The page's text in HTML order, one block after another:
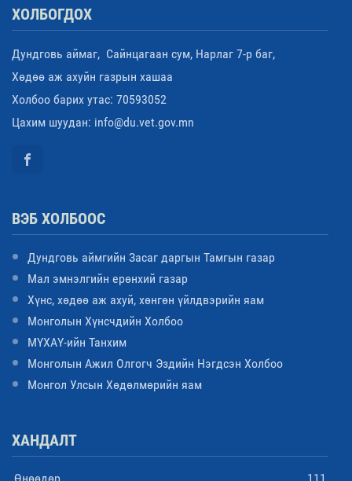
ХОЛБОГДОХ
Дундговь аймаг, Сайнцагаан сум, Нарлаг 7-р баг,
Хөдөө аж ахуйн газрын хашаа
Холбоо барих утас: 70593052
Цахим шуудан: info@du.vet.gov.mn
ВЭБ ХОЛБООС
Дундговь аймгийн Засаг даргын Тамгын газар
Мал эмнэлгийн ерөнхий газар
Хүнс, хөдөө аж ахуй, хөнгөн үйлдвэрийн яам
Монголын Хүнсчдийн Холбоо
МҮХАҮ-ийн Танхим
Монголын Ажил Олгогч Эздийн Нэгдсэн Холбоо
Монгол Улсын Хөдөлмөрийн яам
ХАНДАЛТ